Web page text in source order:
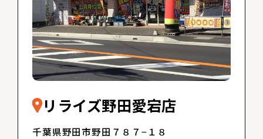
リライズ野田愛宕店
千葉県野田市野田７８７−１８